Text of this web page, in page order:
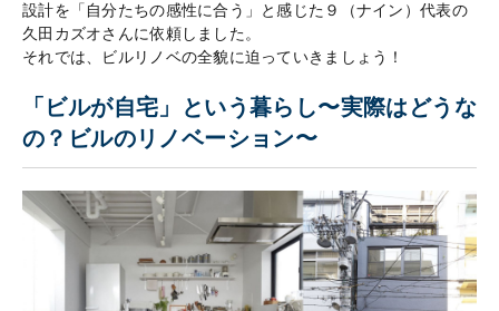
設計を「自分たちの感性に合う」と感じた９（ナイン）代表の
久田カズオさんに依頼しました。
それでは、ビルリノベの全貌に迫っていきましょう！
「ビルが自宅」という暮らし〜実際はどうな
の？ビルのリノベーション〜